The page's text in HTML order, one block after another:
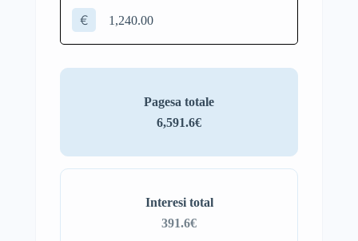
€
Interesi total
391.6€
Pagesa totale
6,591.6€